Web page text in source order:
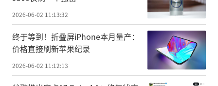
2026-06-02 11:13:32
终于等到！折叠屏iPhone本月量产：
价格直接刷新苹果纪录
2026-06-02 11:12:13